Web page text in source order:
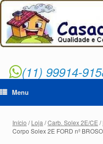
Skip
content
(11) 99914-
Menu
Início /Loja /Carb. Solex 2E/CE /
Corpo Solex 2E FORD nº